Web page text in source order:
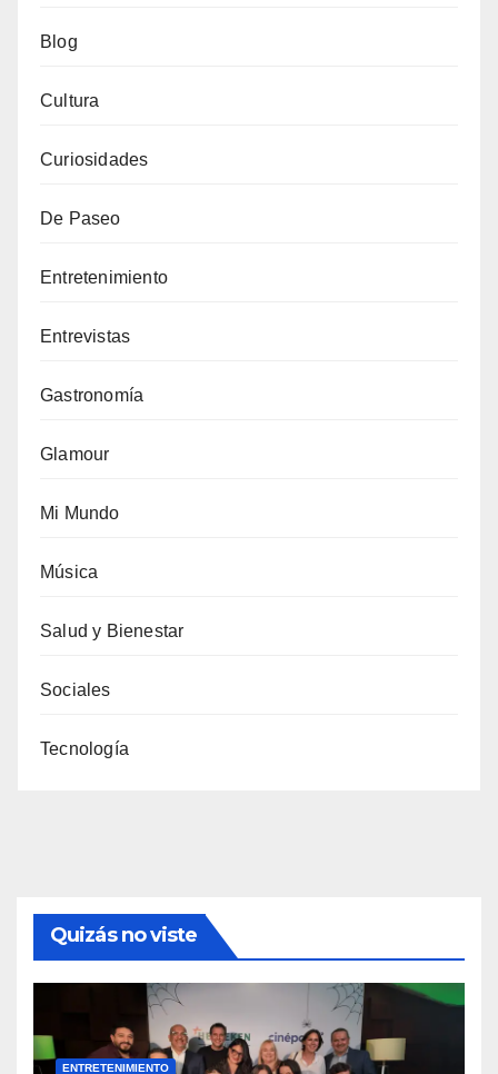
Blog
Cultura
Curiosidades
De Paseo
Entretenimiento
Entrevistas
Gastronomía
Glamour
Mi Mundo
Música
Salud y Bienestar
Sociales
Tecnología
Quizás no viste
ENTRETENIMIENTO